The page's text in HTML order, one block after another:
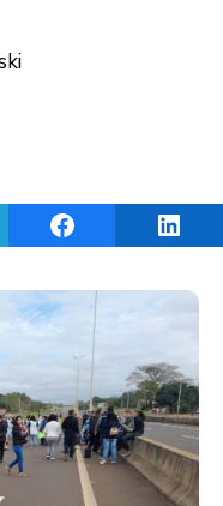
on TelegramShare on Facebook